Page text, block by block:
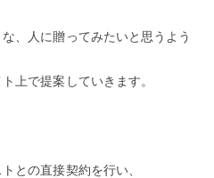
、人に贈ってみたいと思うよう
上で提案していきます。
との直接契約を行い、